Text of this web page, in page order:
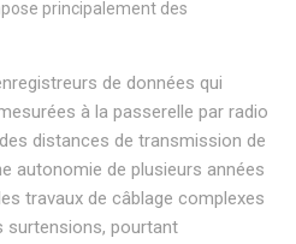
principalement des
de données qui
à la passerelle par radio
distances de transmission de
autonomie de plusieurs années
travaux de câblage complexes
surtensions, pourtant